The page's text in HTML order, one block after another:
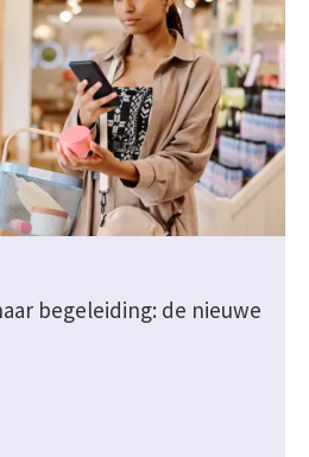
begeleiding: de nieuwe